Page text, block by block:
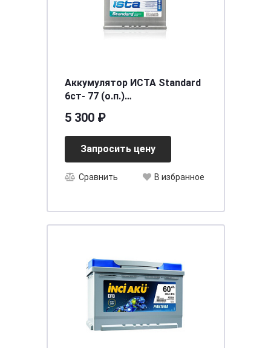
Аккумулятор ИСТА Standard
6ст- 77 (о.п.)
5 300 ₽
Запросить цену
Сравнить В избранное